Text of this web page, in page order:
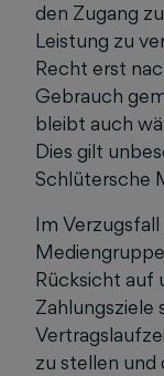
den Zugang
Leistung zu
Recht erst
Gebrauch
bleibt auch
Dies gilt
Schlütersche
Im
Rücksicht auf
Zahlungsziele
zu stellen und